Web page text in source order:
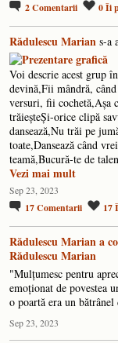
2Comentarii 0Îi
Rădulescu Marian s-a
Voi descrie acest grup
devină,Fii mândră,
versuri, fii cochetă,Așa
trăieșteȘi-orice clipă
dansează,Nu trăi pe
toate,Dansează când
teamă,Bucură-te de
Vezi mai mult
Sep 23, 2023
17Comentarii 17
Rădulescu Mariana
Rădulescu Marian
"Mulțumesc pentru
emoționat de povestea
o poartă era un
Sep 23, 2023